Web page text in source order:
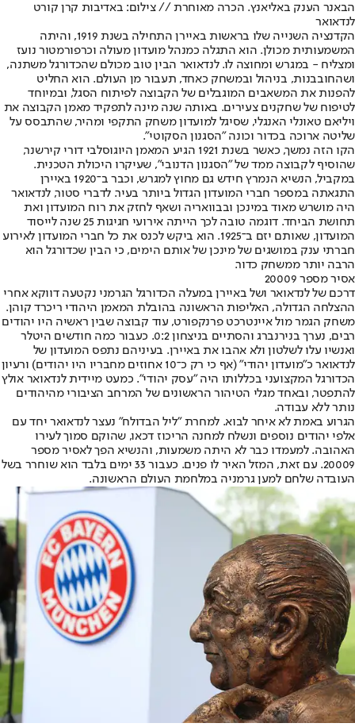
הבאנר הענק באליאנץ. הכרה מאוחרת // צילום: באדיבות קרן קורט
לנדאואר
הקדנציה השנייה שלו בראשות באיירן התחילה בשנת 1919, והיתה
המשמעותית מכולן. הוא התגלה כמנהל מועדון מעולה וכרפורמטור נועז
ומצליח - במגרש ומחוצה לו. לנדאואר הבין טוב מכולם שהכדורגל משתנה,
ושהחובבנות, בניהול ובמשחק כאחד, תעבור מן העולם. הוא החליט
להפנות את המשאבים המוגבלים של הקבוצה לפיתוח הסגל, ובמיוחד
לטיפוח של שחקנים צעירים. באותה שנה מינה לתפקיד מאמן הקבוצה את
ויליאם טאונלי האנגלי, שסיגל למועדון משחק התקפי ומהיר, שהתבסס על
שליטה ארוכה בכדור וכונה "הסגנון הסקוטי".
הקו הזה נמשך, כאשר בשנת 1921 הגיע המאמן היוגוסלבי דורי קירשנר,
שהוסיף לקבוצה ממד של "הסגנון הדנובי", שעיקרו היכולת הטכנית.
במקביל, הנשיא הנמרץ חידש גם מחוץ למגרש, וכבר ב־1920 באיירן
התגאתה במספר חברי המועדון הגדול ביותר בעיר. לדברי סטור, לנדאואר
היה מושרש מאוד במינכן ובבוואריה ושאף לחזק את רוח המועדון ואת
תחושת הביחד. דוגמה טובה לכך הייתה אירועי חגיגות 25 שנה לייסוד
המועדון, שאותם יזם ב־1925. הוא ביקש לכנס את כל חברי המועדון לאירוע
חברתי ענק במושגים של מינכן של אותם הימים, כי הבין שכדורגל הוא
הרבה יותר ממשחק כדור.
אסיר מספר 20009
דרכם של לנדאואר ושל באיירן במעלה הכדורגל הגרמני נקטעה דווקא אחרי
ההצלחה הגדולה, האליפות הראשונה בהובלת המאמן היהודי ריכרד קוהן.
משחק הגמר מול איינטרכט פרנקפורט, עוד קבוצה שבין ראשיה היו יהודים
רבים, נערך בנירנברג והסתיים בניצחון 0:2. כעבור כמה חודשים היטלר
ואנשיו עלו לשלטון ולא אהבו את באיירן. בעיניהם נתפס המועדון של
לנדאואר כ"מועדון יהודי" (אף כי רק כ־10 אחוזים מחבריו היו יהודים) ורעיון
הכדורגל המקצועני בכללותו היה "עסק יהודי". כמעט מיידית לנדאואר אולץ
להתפטר, ובאחד מגלי הטיהור הראשונים של המרחב הציבורי מהיהודים
נותר ללא עבודה.
הגרוע באמת לא איחר לבוא. למחרת "ליל הבדולח" נעצר לנדאואר יחד עם
אלפי יהודים נוספים ונשלח למחנה הריכוז דכאו, שהוקם סמוך לעירו
האהובה. למעמדו כבר לא היתה משמעות, והנשיא הפך לאסיר מספר
20009. עם זאת, המזל האיר לו פנים. כעבור 33 ימים בלבד הוא שוחרר בשל
העובדה שלחם למען גרמניה במלחמת העולם הראשונה.